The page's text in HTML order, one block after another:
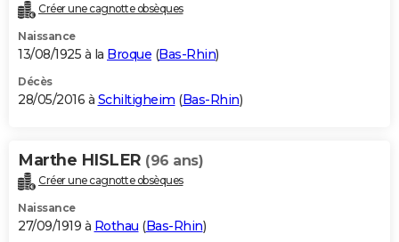
Créer une cagnotte obsèques
Naissance
13/08/1925 à la Broque (Bas-Rhin)
Décès
28/05/2016 à Schiltigheim (Bas-Rhin)
Marthe HISLER (96 ans)
Créer une cagnotte obsèques
Naissance
27/09/1919 à Rothau (Bas-Rhin)